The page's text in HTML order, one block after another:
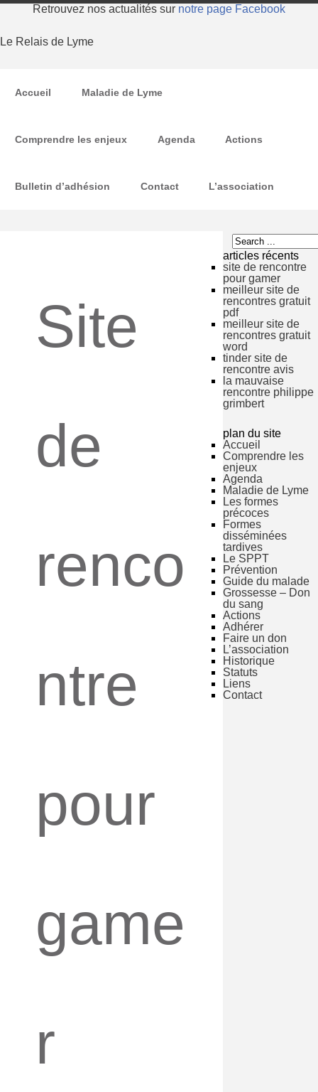
Retrouvez nos actualités sur notre page Facebook
Le Relais de Lyme
Accueil Maladie de Lyme
Comprendre les enjeux Agenda Actions
Bulletin d’adhésion Contact L’association
Site
de
renco
ntre
pour
game
r
articles récents
site de rencontre
pour gamer
meilleur site de
rencontres gratuit
pdf
meilleur site de
rencontres gratuit
word
tinder site de
rencontre avis
la mauvaise
rencontre philippe
grimbert
plan du site
Accueil
Comprendre les
enjeux
Agenda
Maladie de Lyme
Les formes
précoces
Formes
disséminées
tardives
Le SPPT
Prévention
Guide du malade
Grossesse – Don
du sang
Actions
Adhérer
Faire un don
L’association
Historique
Statuts
Liens
Contact